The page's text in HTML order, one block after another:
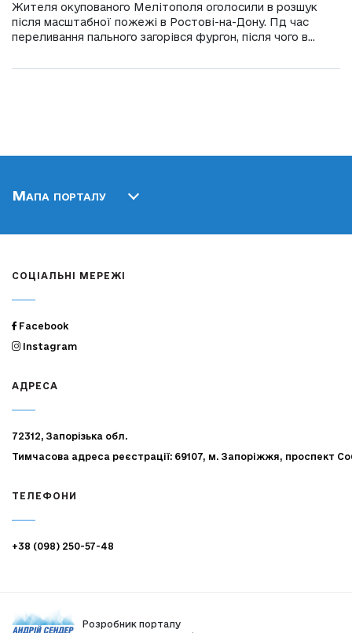
Жителя окупованого Мелітополя оголосили в розшук
після масштабної пожежі в Ростові-на-Дону. Пд час
переливання пального загорівся фургон, після чого в...
Мапа порталу
СОЦІАЛЬНІ МЕРЕЖІ
Facebook
Instagram
АДРЕСА
72312, Запорізька обл.
Тимчасова адреса реєстрації: 69107, м. Запоріжжя, проспект
ТЕЛЕФОНИ
+38 (098) 250-57-48
Розробник порталу